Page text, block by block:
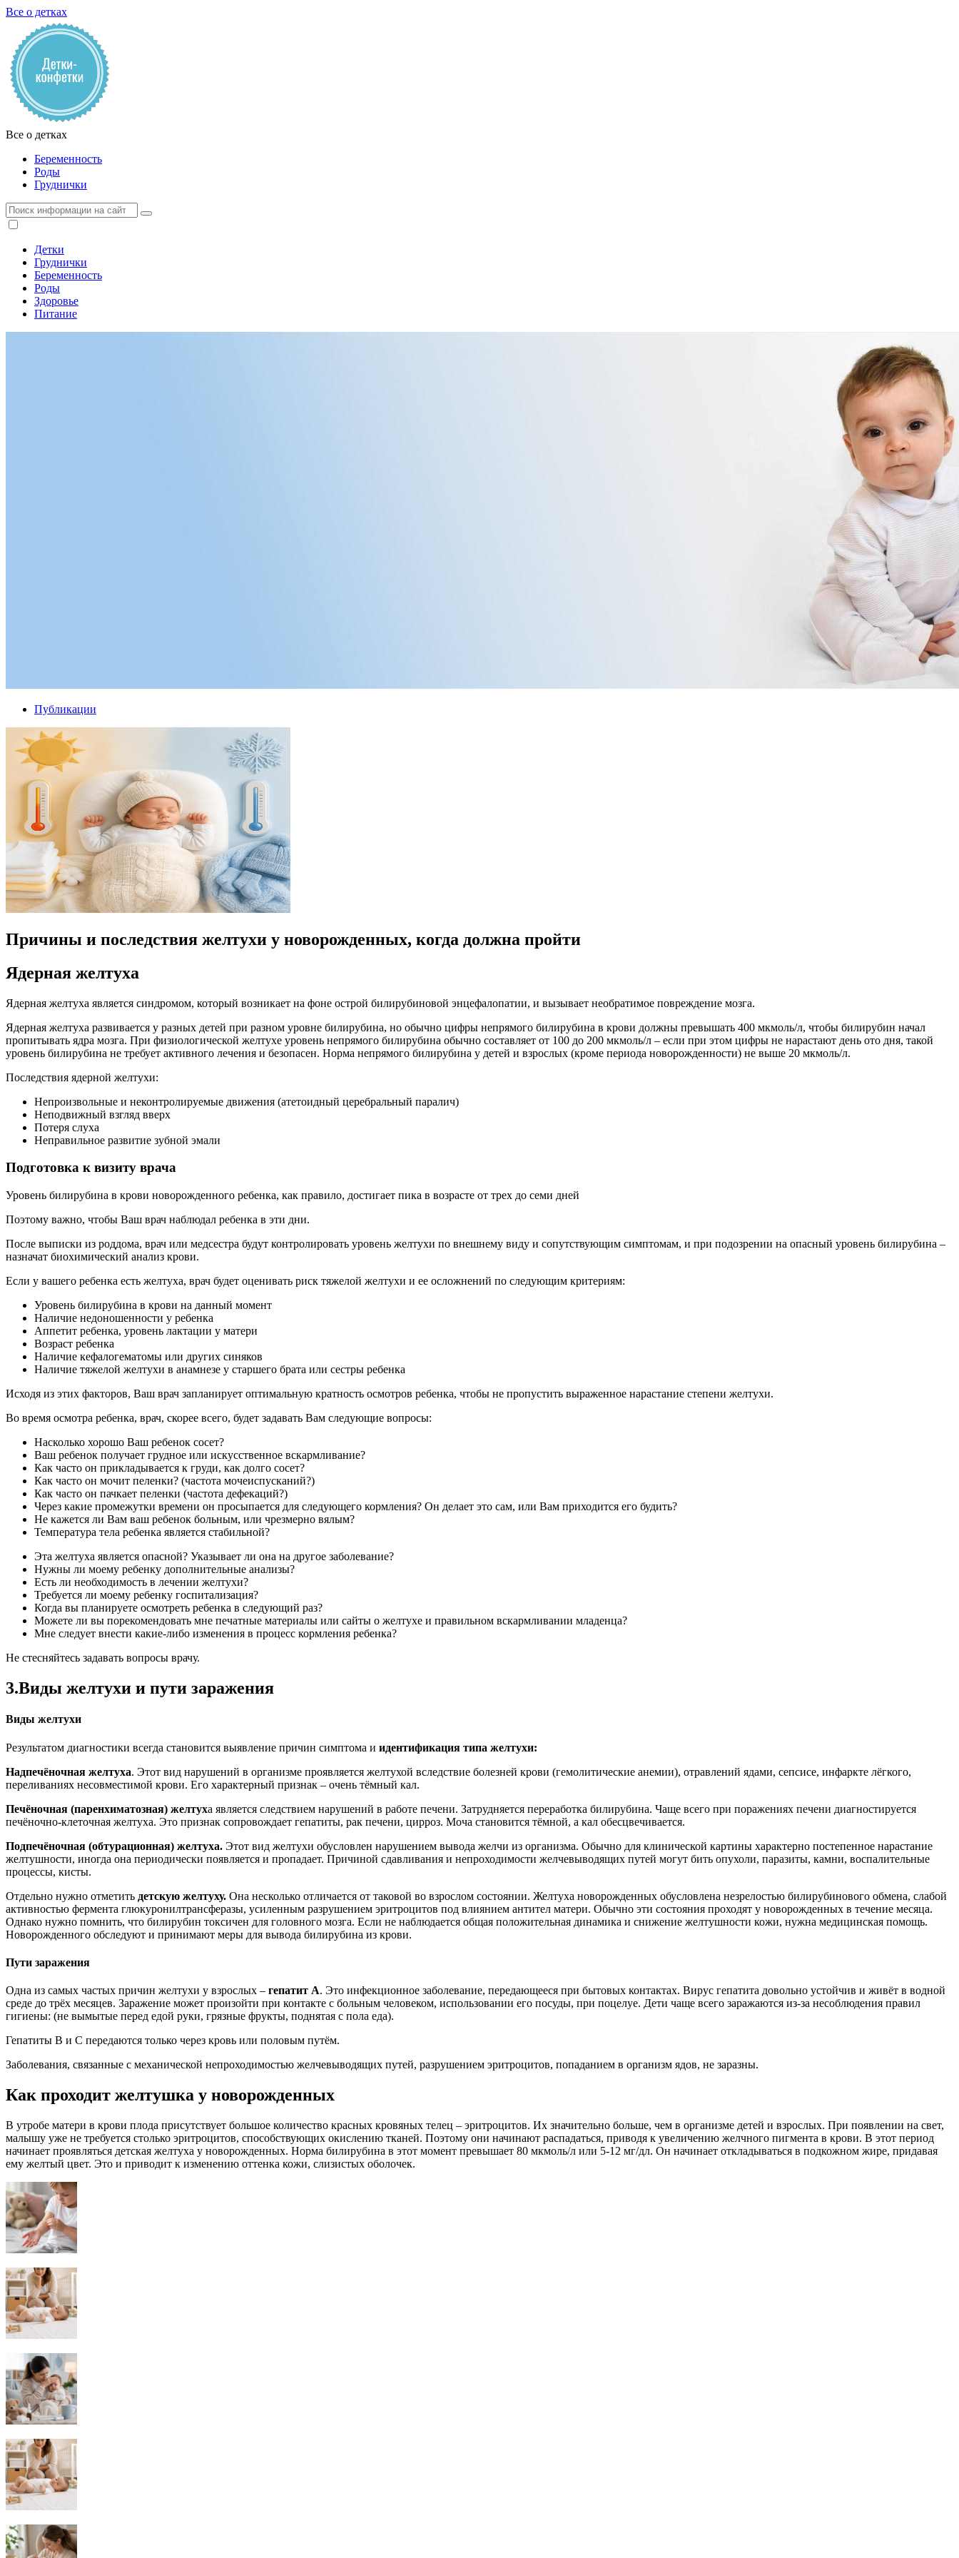
Все о детках
Все о детках
Беременность
Роды
Груднички
Детки
Груднички
Беременность
Роды
Здоровье
Питание
Публикации
Причины и последствия желтухи у новорожденных, когда должна пройти
Ядерная желтуха
Ядерная желтуха является синдромом, который возникает на фоне острой билирубиновой энцефалопатии, и вызывает необратимое повреждение мозга.
Ядерная желтуха развивается у разных детей при разном уровне билирубина, но обычно цифры непрямого билирубина в крови должны превышать 400 мкмоль/л, чтобы билирубин начал
пропитывать ядра мозга. При физиологической желтухе уровень непрямого билирубина обычно составляет от 100 до 200 мкмоль/л – если при этом цифры не нарастают день ото дня, такой
уровень билирубина не требует активного лечения и безопасен. Норма непрямого билирубина у детей и взрослых (кроме периода новорожденности) не выше 20 мкмоль/л.
Последствия ядерной желтухи:
Непроизвольные и неконтролируемые движения (атетоидный церебральный паралич)
Неподвижный взгляд вверх
Потеря слуха
Неправильное развитие зубной эмали
Подготовка к визиту врача
Уровень билирубина в крови новорожденного ребенка, как правило, достигает пика в возрасте от трех до семи дней
Поэтому важно, чтобы Ваш врач наблюдал ребенка в эти дни.
После выписки из роддома, врач или медсестра будут контролировать уровень желтухи по внешнему виду и сопутствующим симптомам, и при подозрении на опасный уровень билирубина –
назначат биохимический анализ крови.
Если у вашего ребенка есть желтуха, врач будет оценивать риск тяжелой желтухи и ее осложнений по следующим критериям:
Уровень билирубина в крови на данный момент
Наличие недоношенности у ребенка
Аппетит ребенка, уровень лактации у матери
Возраст ребенка
Наличие кефалогематомы или других синяков
Наличие тяжелой желтухи в анамнезе у старшего брата или сестры ребенка
Исходя из этих факторов, Ваш врач запланирует оптимальную кратность осмотров ребенка, чтобы не пропустить выраженное нарастание степени желтухи.
Во время осмотра ребенка, врач, скорее всего, будет задавать Вам следующие вопросы:
Насколько хорошо Ваш ребенок сосет?
Ваш ребенок получает грудное или искусственное вскармливание?
Как часто он прикладывается к груди, как долго сосет?
Как часто он мочит пеленки? (частота мочеиспусканий?)
Как часто он пачкает пеленки (частота дефекаций?)
Через какие промежутки времени он просыпается для следующего кормления? Он делает это сам, или Вам приходится его будить?
Не кажется ли Вам ваш ребенок больным, или чрезмерно вялым?
Температура тела ребенка является стабильной?
Эта желтуха является опасной? Указывает ли она на другое заболевание?
Нужны ли моему ребенку дополнительные анализы?
Есть ли необходимость в лечении желтухи?
Требуется ли моему ребенку госпитализация?
Когда вы планируете осмотреть ребенка в следующий раз?
Можете ли вы порекомендовать мне печатные материалы или сайты о желтухе и правильном вскармливании младенца?
Мне следует внести какие-либо изменения в процесс кормления ребенка?
Не стесняйтесь задавать вопросы врачу.
3.Виды желтухи и пути заражения
Виды желтухи
Результатом диагностики всегда становится выявление причин симптома и идентификация типа желтухи:
Надпечёночная желтуха. Этот вид нарушений в организме проявляется желтухой вследствие болезней крови (гемолитические анемии), отравлений ядами, сепсисе, инфаркте лёгкого,
переливаниях несовместимой крови. Его характерный признак – очень тёмный кал.
Печёночная (паренхиматозная) желтуха является следствием нарушений в работе печени. Затрудняется переработка билирубина. Чаще всего при поражениях печени диагностируется
печёночно-клеточная желтуха. Это признак сопровождает гепатиты, рак печени, цирроз. Моча становится тёмной, а кал обесцвечивается.
Подпечёночная (обтурационная) желтуха. Этот вид желтухи обусловлен нарушением вывода желчи из организма. Обычно для клинической картины характерно постепенное нарастание
желтушности, иногда она периодически появляется и пропадает. Причиной сдавливания и непроходимости желчевыводящих путей могут бить опухоли, паразиты, камни, воспалительные
процессы, кисты.
Отдельно нужно отметить детскую желтуху. Она несколько отличается от таковой во взрослом состоянии. Желтуха новорожденных обусловлена незрелостью билирубинового обмена, слабой
активностью фермента глюкуронилтрансферазы, усиленным разрушением эритроцитов под влиянием антител матери. Обычно эти состояния проходят у новорожденных в течение месяца.
Однако нужно помнить, что билирубин токсичен для головного мозга. Если не наблюдается общая положительная динамика и снижение желтушности кожи, нужна медицинская помощь.
Новорожденного обследуют и принимают меры для вывода билирубина из крови.
Пути заражения
Одна из самых частых причин желтухи у взрослых – гепатит А. Это инфекционное заболевание, передающееся при бытовых контактах. Вирус гепатита довольно устойчив и живёт в водной
среде до трёх месяцев. Заражение может произойти при контакте с больным человеком, использовании его посуды, при поцелуе. Дети чаще всего заражаются из-за несоблюдения правил
гигиены: (не вымытые перед едой руки, грязные фрукты, поднятая с пола еда).
Гепатиты В и С передаются только через кровь или половым путём.
Заболевания, связанные с механической непроходимостью желчевыводящих путей, разрушением эритроцитов, попаданием в организм ядов, не заразны.
Как проходит желтушка у новорожденных
В утробе матери в крови плода присутствует большое количество красных кровяных телец – эритроцитов. Их значительно больше, чем в организме детей и взрослых. При появлении на свет,
малышу уже не требуется столько эритроцитов, способствующих окислению тканей. Поэтому они начинают распадаться, приводя к увеличению желчного пигмента в крови. В этот период
начинает проявляться детская желтуха у новорожденных. Норма билирубина в этот момент превышает 80 мкмоль/л или 5-12 мг/дл. Он начинает откладываться в подкожном жире, придавая
ему желтый цвет. Это и приводит к изменению оттенка кожи, слизистых оболочек.